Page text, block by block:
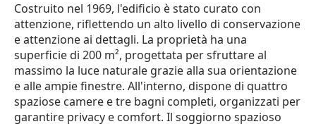
Costruito nel 1969, l'edificio è stato curato con
attenzione, riflettendo un alto livello di conservazione
e attenzione ai dettagli. La proprietà ha una
superficie di 200 m², progettata per sfruttare al
massimo la luce naturale grazie alla sua orientazione
e alle ampie finestre. All'interno, dispone di quattro
spaziose camere e tre bagni completi, organizzati per
garantire privacy e comfort. Il soggiorno spazioso